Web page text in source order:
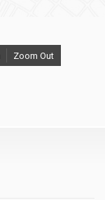
Zoom Out